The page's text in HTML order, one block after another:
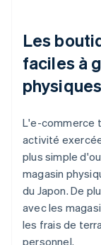
Les
faciles à
physiques
L'e-commerce
activité
plus simple
magasin
du Japon. De
avec les
les frais de
personnel.